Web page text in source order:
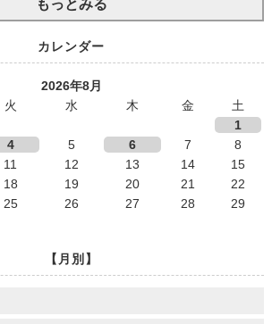
もっとみる
カレンダー
2026年8月
火 水 木 金
土
1
4 5 6 7
8
11 12 13 14
15
18 19 20 21
22
25 26 27 28
29
【月別】